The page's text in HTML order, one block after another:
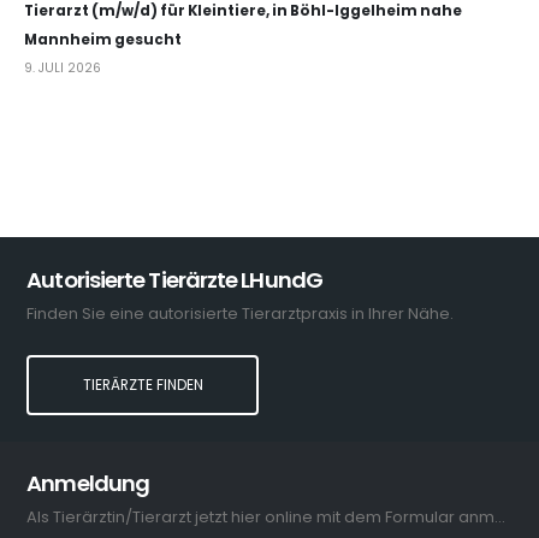
Tierarzt (m/w/d) für Kleintiere, in Böhl-Iggelheim nahe
Mannheim gesucht
9. JULI 2026
Autorisierte Tierärzte LHundG
Finden Sie eine autorisierte Tierarztpraxis in Ihrer Nähe.
TIERÄRZTE FINDEN
Anmeldung
Als Tierärztin/Tierarzt jetzt hier online mit dem Formular anmelden.